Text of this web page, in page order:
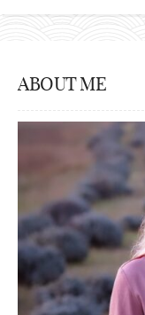
ABOUT ME